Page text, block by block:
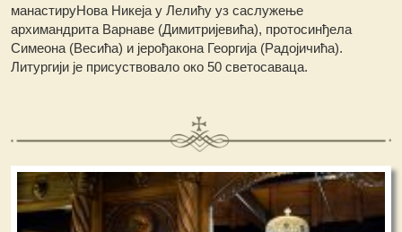
манастируНова Никеја у Лелићу уз саслужење
архимандрита Варнаве (Димитријевића), протосинђела
Симеона (Весића) и јерођакона Георгија (Радојичића).
Литургији је присуствовало око 50 светосаваца.